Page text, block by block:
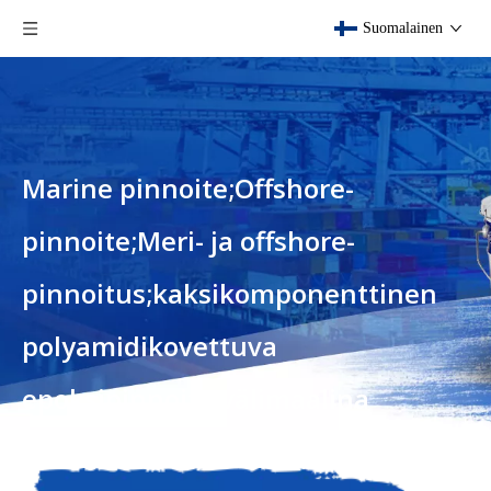
Suomalainen
Marine pinnoite;Offshore-
pinnoite;Meri- ja offshore-
pinnoitus;kaksikomponenttinen
polyamidikovettuva
epoksipinnoite.välimaalina